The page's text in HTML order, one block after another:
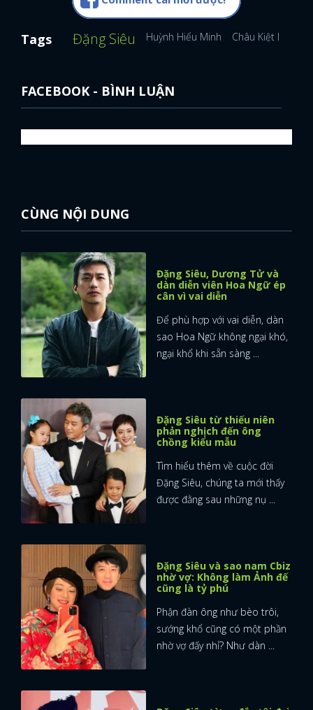
Tags Đặng Siêu Huỳnh Hiểu Minh Châu Kiệt Luân
FACEBOOK - BÌNH LUẬN
CÙNG NỘI DUNG
Đặng Siêu, Dương Tử và
dàn diễn viên Hoa Ngữ ép
cân vì vai diễn
Để phù hợp với vai diễn, dàn
sao Hoa Ngữ không ngại khó,
ngại khổ khi sẵn sàng ...
Đặng Siêu từ thiếu niên
phản nghịch đến ông
chồng kiểu mẫu
Tìm hiểu thêm về cuộc đời
Đặng Siêu, chúng ta mới thấy
được đằng sau những nụ ...
Đặng Siêu và sao nam Cbiz
nhờ vợ: Không làm Ảnh đế
cũng là tỷ phú
Phận đàn ông như bèo trôi,
sướng khổ cũng có một phần
nhờ vợ đấy nhỉ? Như dàn ...